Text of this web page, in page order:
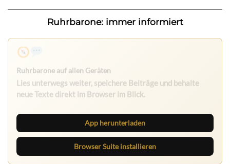
Ruhrbarone: immer informiert
App herunterladen
Browser Suite installieren